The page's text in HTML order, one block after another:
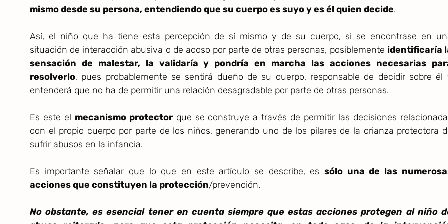
mismo desde su persona, entendiendo que su cuerpo es suyo y es él quien decide.
Así, el niño que ha tiene esta percepción de sí mismo y de su cuerpo, si se encontrase en
situación de interacción abusiva o de acoso por parte de otras personas, posiblemente identificaría
sensación de malestar, la validaría y pondría en marcha las acciones necesarias
resolverlo, pues probablemente se sentirá dueño de su cuerpo, responsable de decidir sobre él
entenderá que no ha de permitir una relación desagradable por parte de otras personas.
Es este el mecanismo protectorque se construye a través de permitir las decisiones
con el propio cuerpo por parte de los niños, generando uno de los pilares de la crianza protectora
sufrir abusos en la infancia.
Es importante señalar que lo que en este artículo se describe, essólo una de las
acciones que constituyen la protección/prevención.
No obstante, es esencial tener en cuenta siempre que estas acciones protegen al niño